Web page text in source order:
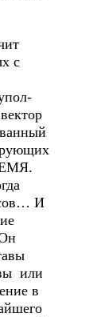
с
И
или
в